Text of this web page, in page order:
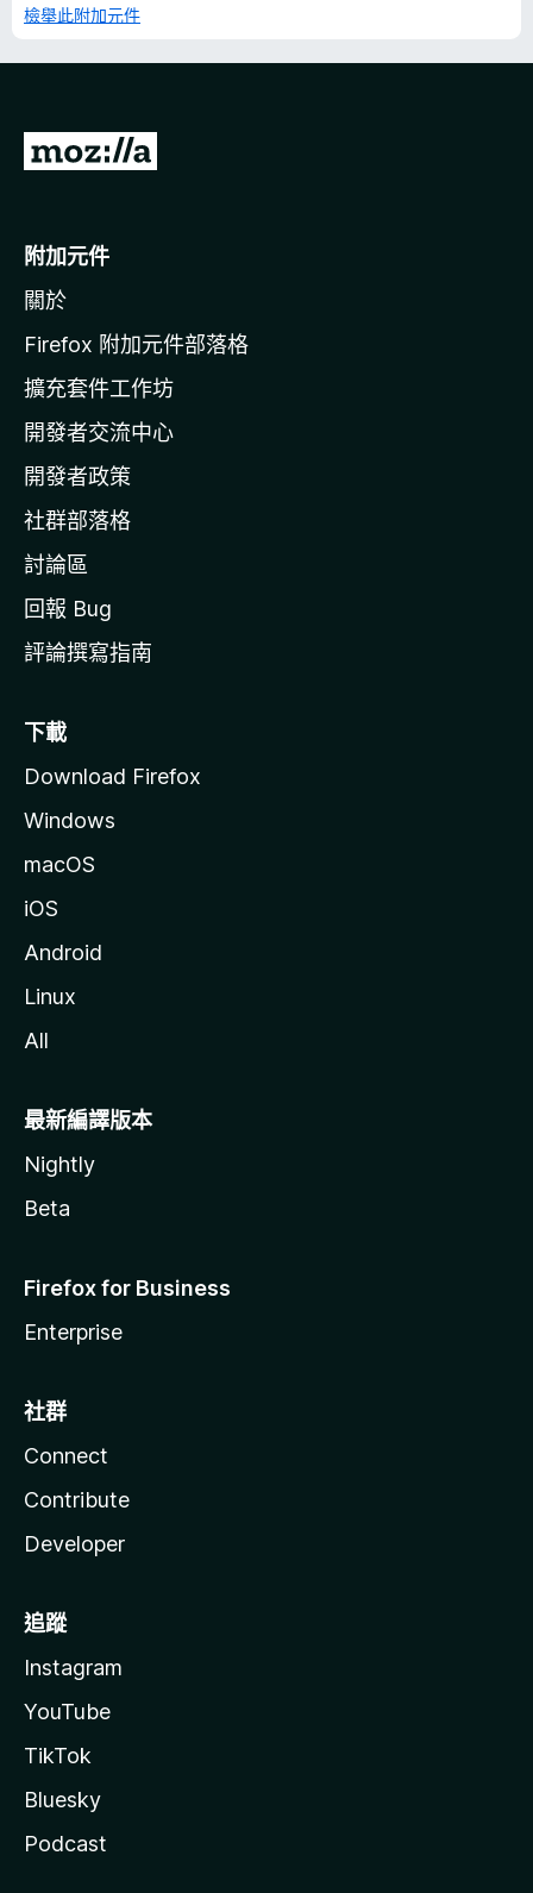
檢舉此附加元件
前
o
i
l
a
官
網
附加元件
關於
Firefox 附加元件部落格
擴充套件工作坊
開發者交流中心
開發者政策
社群部落格
討論區
回報 Bug
評論撰寫指南
下載
Download Firefox
Windows
macOS
iOS
Android
Linux
All
最新編譯版本
Nightly
Beta
Firefox for Business
Enterprise
社群
Connect
Contribute
Developer
追蹤
Instagram
YouTube
TikTok
Bluesky
Podcast